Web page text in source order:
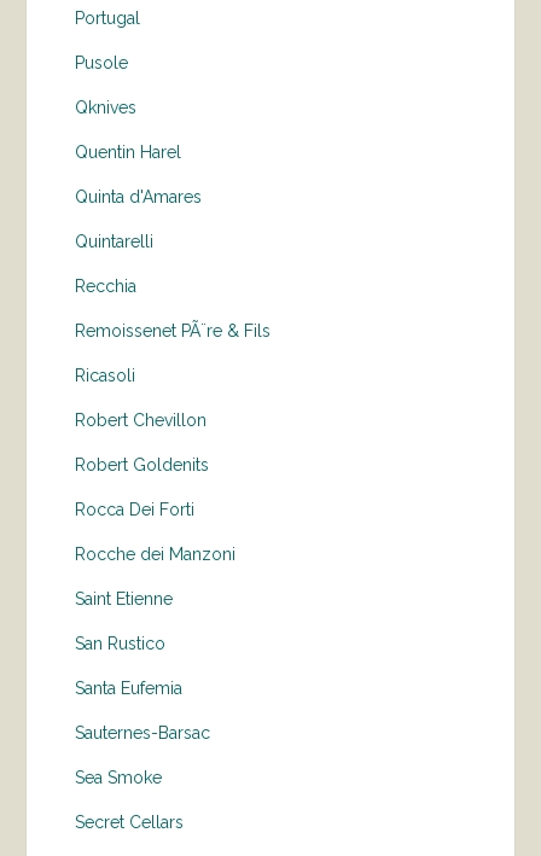
Portugal
Pusole
Qknives
Quentin Harel
Quinta d'Amares
Quintarelli
Recchia
Remoissenet PÃ¨re & Fils
Ricasoli
Robert Chevillon
Robert Goldenits
Rocca Dei Forti
Rocche dei Manzoni
Saint Etienne
San Rustico
Santa Eufemia
Sauternes-Barsac
Sea Smoke
Secret Cellars